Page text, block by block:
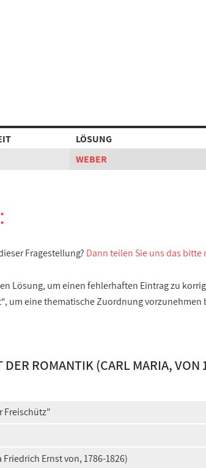
LÖSUNG
WEBER
Fragestellung? Dann teilen Sie uns das bitte
Lösung, um einen fehlerhaften Eintrag zu
um eine thematische Zuordnung
ROMANTIK (CARL MARIA, VON
Freischütz"
Ernst von, 1786-1826)